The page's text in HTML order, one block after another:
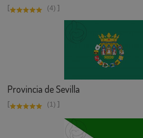
[ (4) ]
Provincia de Sevilla
[ (1) ]